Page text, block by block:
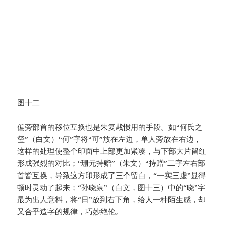
图十二
偏旁部首的移位互换也是朱复戡惯用的手段。如“何氏之
玺”（白文）“何”字将“可”放在左边，单人旁放在右边，
这样的处理使整个印面中上部更加紧凑，与下部大片留红
形成强烈的对比；“珊元持赠”（朱文）“持赠”二字左右部
首皆互换，导致这方印形成了三个留白，“一实三虚”显得
顿时灵动了起来；“孙晓泉”（白文，图十三）中的“晓”字
最为出人意料，将“日”放到右下角，给人一种陌生感，却
又合乎造字的规律，巧妙绝伦。